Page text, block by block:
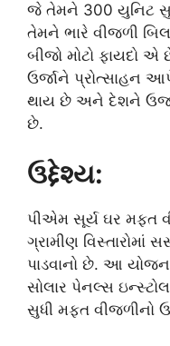
જે તેમને 300 યુનિટ
તેમને ભારે વીજળી
બીજો મોટો ફાયદો
ઉર્જાને પ્રોત્સાહન
થાય છે અને દેશને
છે.
ઉદ્દેશ્ય:
પીએમ સૂર્ય ઘર મફત
ગ્રામીણ વિસ્તારોમાં
પાડવાનો છે. આ
સોલાર પેનલ્સ
સુધી મફત વીજળીનો